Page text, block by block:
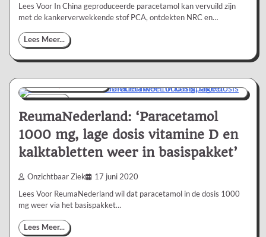
Lees Voor In China geproduceerde paracetamol kan vervuild zijn
met de kankerverwekkende stof PCA, ontdekten NRC en…
Lees Meer...
1 min 0
ReumaNederland: ‘Paracetamol
1000 mg, lage dosis vitamine D en
kalktabletten weer in basispakket’
Onzichtbaar Ziek 17 juni 2020
Lees Voor ReumaNederland wil dat paracetamol in de dosis 1000
mg weer via het basispakket…
Lees Meer...